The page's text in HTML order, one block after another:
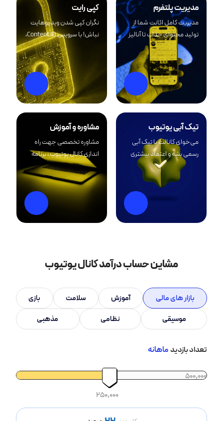
مدیریت پلتفرم
مدیریت کامل اکانت شما از
تولید محتوای جذاب تا آنالیز
عملکرد. ما مسئولیت
برنامه‌ریزی، انتشار و تعامل با
مخاطبان را بر عهده می‌گیریم
تا اکانت شما به صورت
هدفمند رشد کند و شما از
جزئیات خسته‌کننده رها
کپی رایت
نگران کپی شدن ویدیوهایت
نباش! با سرویس Content ID،
محتوای تو کاملاً امنه. هر
کپی‌ای شناسایی و متوقف
می‌شه تا درآمد و ترافیک
دوباره به کانال خودت برگرده.
تیک آبی یوتیوب
می‌خوای کانالت با تیک آبی
رسمی بشه و اعتماد بیشتری
جلب کنه؟ با سرویس دریافت
تیک آبی یوتیوب، تمام مراحل
بررسی، ثبت درخواست و
پیگیری تا دریافت نشان تأیید
رسمی توسط تیم ما انجام
میشه.
مشاوره و آموزش
مشاوره تخصصی جهت راه
اندازی کانال یوتیوب ، برنامه
محتوایی با توجه به تخصص
شما و کسب درآمد حرفه ای و
آموزش کامل کسب درآمد از
یوتیوب
مشاین حساب درآمد کانال یوتیوب
بازار های مالی آموزش سلامت بازی
موسیقی نظامی مذهبی
تعداد بازدید ماهانه
250,000
500 500,000